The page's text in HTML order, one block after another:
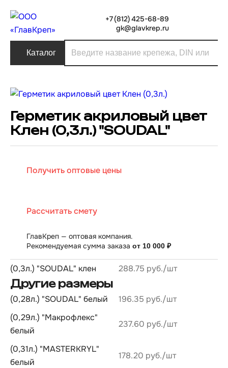
gk@glavkrep.ru
+7 (812) 425-68-89
Каталог
Герметик акриловый цвет
Клен (0,3л.) "SOUDAL"
Получить оптовые цены
Рассчитать смету
ГлавКреп — оптовая компания.
Рекомендуемая сумма заказа от 10 000 ₽
(0,3л.) "SOUDAL" клен 288.75 руб.
Другие размеры
(0,28л.) "SOUDAL" белый
196.35 руб.
(0,29л.) "Макрофлекс"
белый
237.60 руб.
(0,31л.) "MASTERKRYL"
белый
178.20 руб.